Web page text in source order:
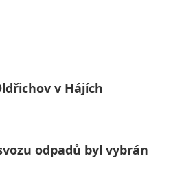
v Hájích
odpadů byl vybrán